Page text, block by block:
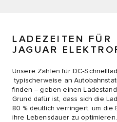
LADEZEITEN FÜR
JAGUAR
Unsere Zahlen für DC-
typischerweise an
finden – geben einen
Grund dafür ist, dass sich die
80 % deutlich verringert, um die
ihre Lebensdauer zu optimieren.